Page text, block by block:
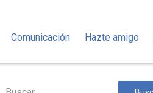
Comunicación Hazte amigo
Buscar: